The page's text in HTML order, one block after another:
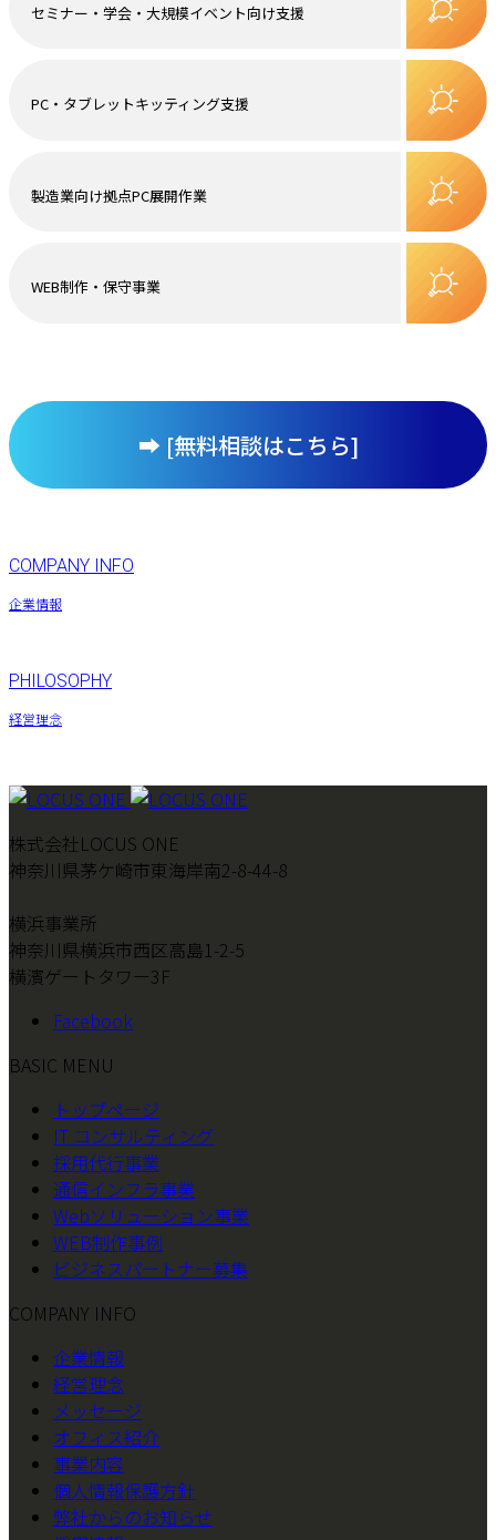
セミナー・学会・大規模イベント向け支援
PC・タブレットキッティング支援
製造業向け拠点PC展開作業
WEB制作・保守事業
➡︎ [無料相談はこちら]
COMPANY INFO
企業情報
PHILOSOPHY
経営理念
株式会社LOCUS ONE
神奈川県茅ケ崎市東海岸南2-8-44-8
横浜事業所
神奈川県横浜市西区高島1-2-5
横濱ゲートタワー3F
Facebook
BASIC MENU
トップページ
IT コンサルティング
採用代行事業
通信インフラ事業
Webソリューション事業
WEB制作事例
ビジネスパートナー募集
COMPANY INFO
企業情報
経営理念
メッセージ
オフィス紹介
事業内容
個人情報保護方針
弊社からのお知らせ